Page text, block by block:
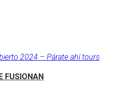
2024 – Párate ahí tours
FUSIONAN